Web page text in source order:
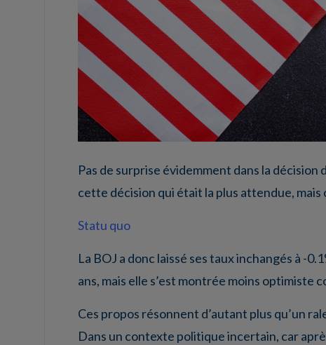
Pas de surprise évidemment dans la
cette décision qui était la plus attendue, mais
Statu quo
La BOJ a donc laissé ses taux inchangés à -
ans, mais elle s’est montrée moins
Ces propos résonnent d’autant plus qu’un
Dans un contexte politique incertain, car